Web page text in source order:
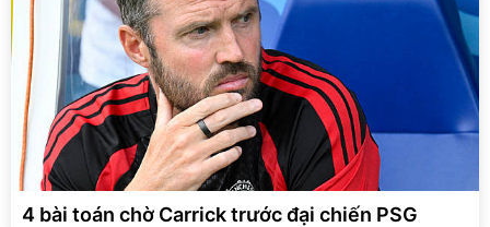
4 bài toán chờ Carrick trước đại chiến PSG